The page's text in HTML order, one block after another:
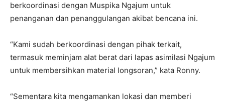
berkoordinasi dengan Muspika Ngajum untuk
penanganan dan penanggulangan akibat bencana ini.
“Kami sudah berkoordinasi dengan pihak terkait,
termasuk meminjam alat berat dari lapas asimilasi Ngajum
untuk membersihkan material longsoran,” kata Ronny.
“Sementara kita mengamankan lokasi dan memberi